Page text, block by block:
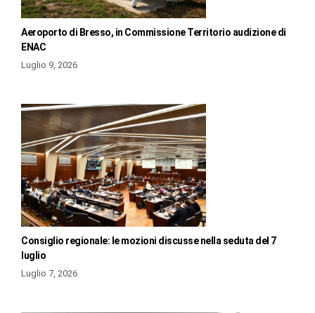
Aeroporto di Bresso, in Commissione Territorio audizione di
ENAC
Luglio 9, 2026
Consiglio regionale: le mozioni discusse nella seduta del 7
luglio
Luglio 7, 2026